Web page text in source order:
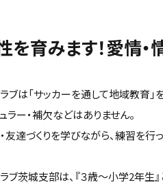
育みます！愛情・
ブは「サッカーを通して地域教育
ラー・補欠などはありません。
友達づくりを学びながら、練習を行っ
ブ茨城支部は、『３歳～小学2年生